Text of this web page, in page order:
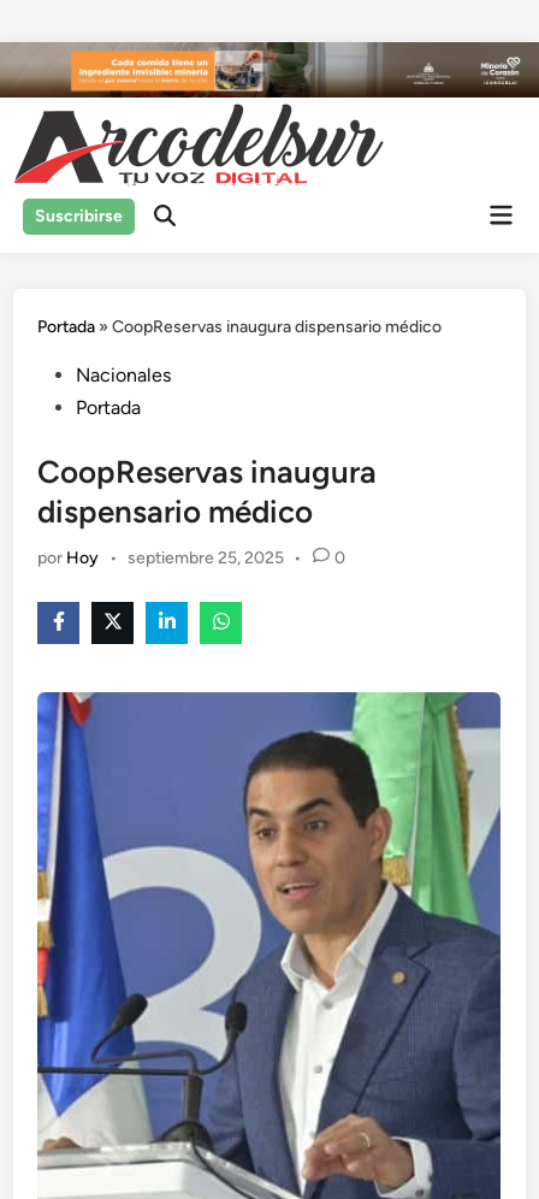
al
contenido
Suscribirse
Portada »CoopReservas inaugura dispensario médico
Publicado
en
Nacionales
Portada
CoopReservas inaugura
dispensario médico
por Hoy • septiembre 25, 2025 • 0